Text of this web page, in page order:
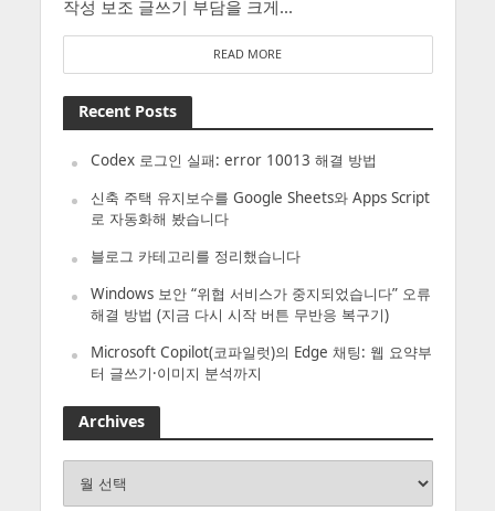
작성 보조 글쓰기 부담을 크게...
READ MORE
Recent Posts
Codex 로그인 실패: error 10013 해결 방법
신축 주택 유지보수를 Google Sheets와 Apps Script
로 자동화해 봤습니다
블로그 카테고리를 정리했습니다
Windows 보안 “위협 서비스가 중지되었습니다” 오류
해결 방법 (지금 다시 시작 버튼 무반응 복구기)
Microsoft Copilot(코파일럿)의 Edge 채팅: 웹 요약부
터 글쓰기·이미지 분석까지
Archives